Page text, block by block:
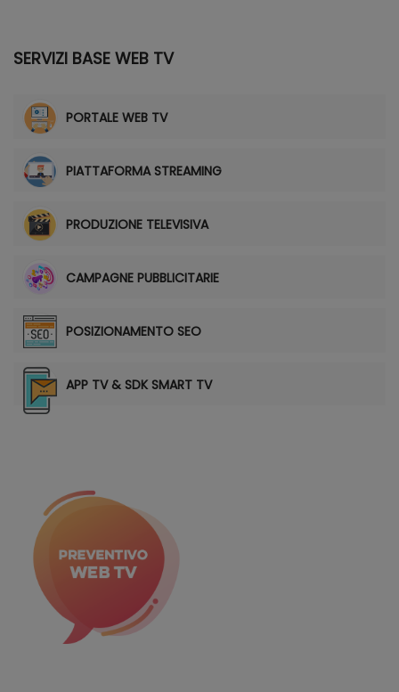
[wpgdprc "Utilizzando questo modulo accetti la
memorizzazione e la gestione dei tuoi dati da questo
SERVIZI BASE WEB TV
PORTALE WEB TV
PIATTAFORMA STREAMING
PRODUZIONE TELEVISIVA
CAMPAGNE PUBBLICITARIE
POSIZIONAMENTO SEO
APP TV & SDK SMART TV